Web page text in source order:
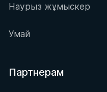
Наурыз жұмыскер
Умай
Партнерам